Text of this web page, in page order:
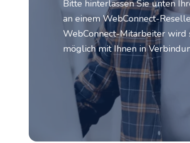
Bitte hinterlassen Sie unten
an einem WebConnect-
WebConnect-Mitarbeiter wird
möglich mit Ihnen in